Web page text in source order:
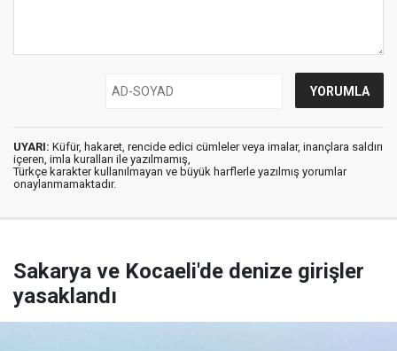
UYARI: Küfür, hakaret, rencide edici cümleler veya imalar, inançlara saldırı
içeren, imla kuralları ile yazılmamış,
Türkçe karakter kullanılmayan ve büyük harflerle yazılmış yorumlar
onaylanmamaktadır.
Sakarya ve Kocaeli'de denize girişler
yasaklandı